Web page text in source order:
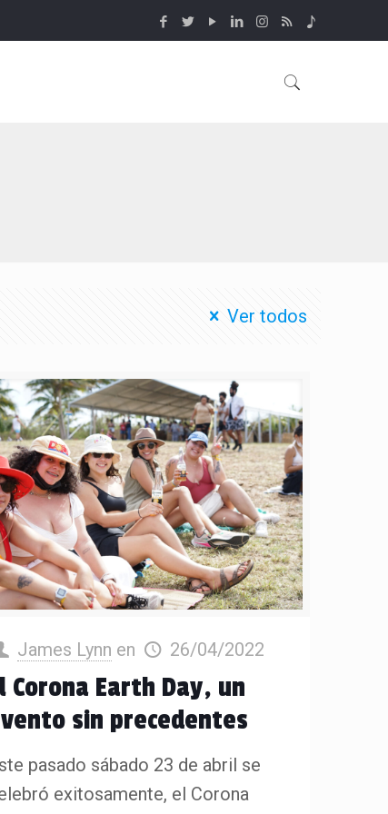
Ver todos
James Lynn en 26/04/2022
Corona Earth Day, un
sin precedentes
pasado sábado 23 de abril se
exitosamente, el Corona